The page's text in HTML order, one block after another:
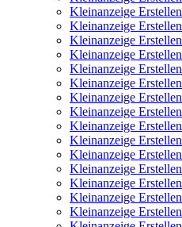
Kleinanzeige Erstellen
Kleinanzeige Erstellen
Kleinanzeige Erstellen
Kleinanzeige Erstellen
Kleinanzeige Erstellen
Kleinanzeige Erstellen
Kleinanzeige Erstellen
Kleinanzeige Erstellen
Kleinanzeige Erstellen
Kleinanzeige Erstellen
Kleinanzeige Erstellen
Kleinanzeige Erstellen
Kleinanzeige Erstellen
Kleinanzeige Erstellen
Kleinanzeige Erstellen